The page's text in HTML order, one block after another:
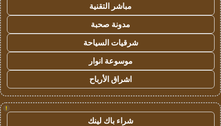
مباشر التقنية
مدونة صحبة
شرقيات السياحة
موسوعة انوار
اشراق الأرباح
!
شراء باك لينك